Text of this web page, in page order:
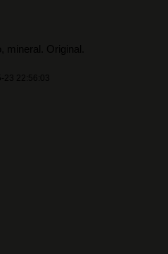
mineral. Original.
22:56:03